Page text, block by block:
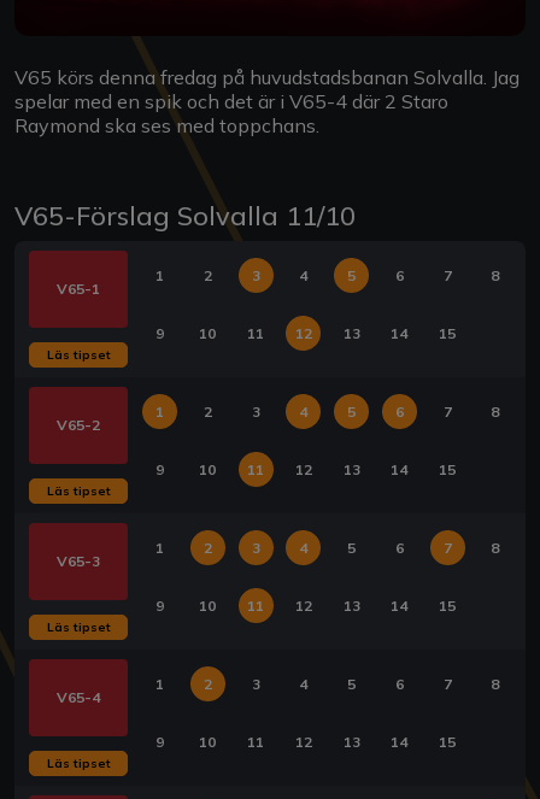
V65 körs denna fredag på huvudstadsbanan Solvalla. Jag
spelar med en spik och det är i V65-4 där 2 Staro
Raymond ska ses med toppchans.
V65-Förslag Solvalla 11/10
V65-1
Läs tipset
1 2 3 4 5 6 7 8
9 10 11 12 13 14 15
V65-2
Läs tipset
1 2 3 4 5 6 7 8
9 10 11 12 13 14 15
V65-3
Läs tipset
1 2 3 4 5 6 7 8
9 10 11 12 13 14 15
V65-4
Läs tipset
1 2 3 4 5 6 7 8
9 10 11 12 13 14 15